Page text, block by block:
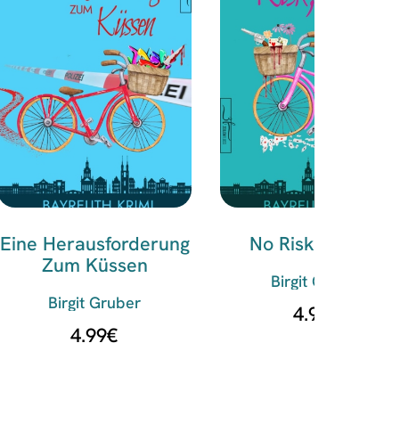
Eine Herausforderung
Zum Küssen
Birgit Gruber
4.99€
No Risk, No Fun
Birgit Gruber
4.99